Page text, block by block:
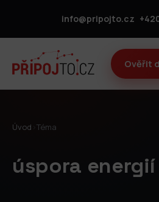
info@pripojto.cz
Ověřit
Úvod Téma
úspora energií